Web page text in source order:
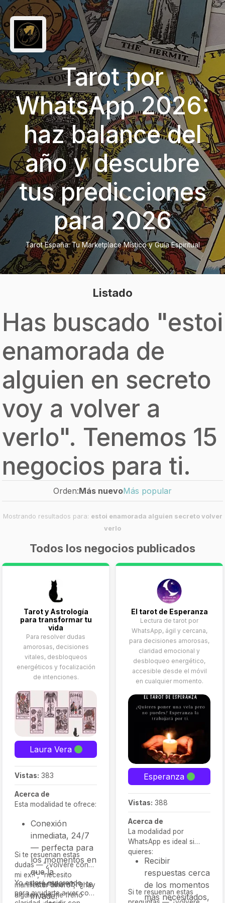
Tarot por
WhatsApp 2026:
haz balance del
año y descubre
tus predicciones
para 2026
Tarot España: Tu Marketplace Místico y Guía Espiritual
Listado
Has buscado "estoi
enamorada de
alguien en secreto
voy a volver a
verlo". Tenemos 15
negocios para ti.
Orden:Más nuevoMás popular
Mostrando resultados para: estoi enamorada alguien secreto volver
verlo
Todos los negocios publicados
Tarot y Astrología
para transformar tu
vida
Para resolver dudas
amorosas, decisiones
vitales, desbloqueos
energéticos y focalización
de intenciones.
Laura Vera
Vistas: 383
Acerca de
Esta modalidad te ofrece:
Conexión
inmediata, 24/7
— perfecta para
los momentos en
que la
incertidumbre te
invade.
Si te resuenan estas
dudas —“¿volveré con
mi ex?”, “necesito
manifestar dinero”, “¿hay
alguien que me frenó
Yo estaré esperando
para ayudarte a ver con
El tarot de Esperanza
Lectura de tarot por
WhatsApp, ágil y cercana,
para decisiones amorosas,
claridad emocional y
desbloqueo energético,
accesible desde el móvil
en cualquier momento.
Esperanza
Vistas: 388
Acerca de
La modalidad por
WhatsApp es ideal si
quieres:
Recibir
respuestas cerca
de los momentos
más necesitados,
Si te resuenan estas